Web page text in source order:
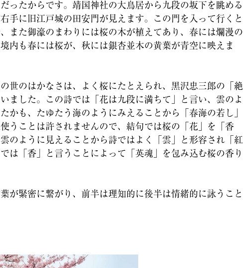
ったからです。靖国神社の大鳥居から九段の坂下を眺める
手に旧江戸城の田安門が見えます。この門を入って行くと
また御濠のまわりには桜の木が植えてあり、春には爛漫の
内も春には桜が、秋には銀杏並木の黄葉が青空に映えま
世のはかなさは、よく桜にたとえられ、黒沢忠三郎の「絶
ました。この詩では「花は九段に満ちて」と言い、雲のよ
かも、たゆたう海のようにみえることから「春海の若し」
うことは許されませんので、結句では桜の「花」を「香
のように見えることから詩ではよく「雲」と形容され「紅
は「香」と言うことによって「英魂」を包み込む桜の香り
が緊密に繋がり、前半は理知的に後半は情緒的に詠うこと